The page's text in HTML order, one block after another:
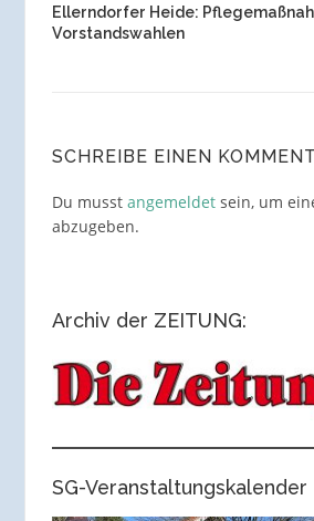
Ellerndorfer Heide:
Vorstandswahlen
SCHREIBE EINEN
Du musst angemeldetsein, um
abzugeben.
Archiv der ZEITUNG:
SG-Veranstaltungskalender